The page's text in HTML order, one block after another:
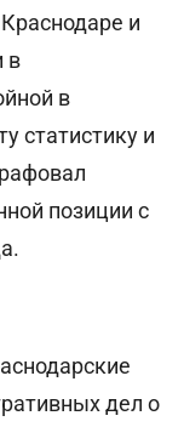
и
в
в
статистику и
позиции с
дел о